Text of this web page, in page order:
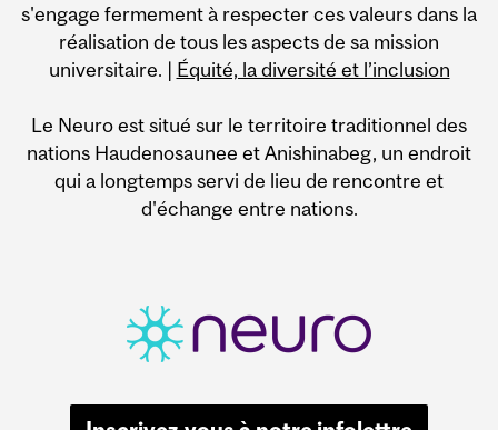
s'engage fermement à respecter ces valeurs dans la
réalisation de tous les aspects de sa mission
universitaire. | Équité, la diversité et l’inclusion
Le Neuro est situé sur le territoire traditionnel des
nations Haudenosaunee et Anishinabeg, un endroit
qui a longtemps servi de lieu de rencontre et
d'échange entre nations.